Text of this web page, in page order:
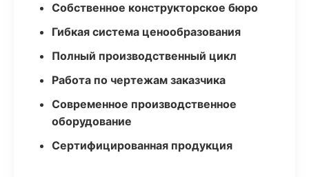
Собственное конструкторское бюро
Гибкая система ценообразования
Полный производственный цикл
Работа по чертежам заказчика
Современное производственное
оборудование
Сертифицированная продукция